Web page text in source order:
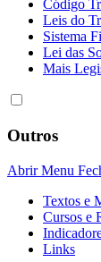
Código
Leis do
Sistema
Lei das
Mais
Outros
Abrir Menu
Textos e
Cursos e
Links